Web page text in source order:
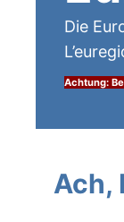
Die
Achtung:
Ach,